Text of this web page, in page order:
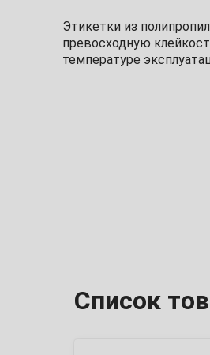
Этикетки из
превосходную
температуре
Список